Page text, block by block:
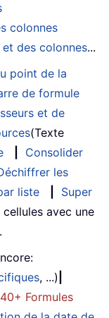
colonnes
des colonnes...
point de la
de formule
et de
(Texte
Consolider
les
liste
Super
avec une
, ...)
40+ Formules